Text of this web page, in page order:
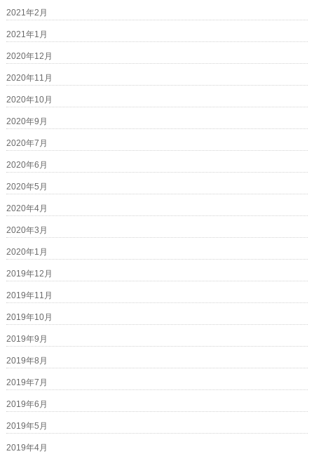
2021年2月
2021年1月
2020年12月
2020年11月
2020年10月
2020年9月
2020年7月
2020年6月
2020年5月
2020年4月
2020年3月
2020年1月
2019年12月
2019年11月
2019年10月
2019年9月
2019年8月
2019年7月
2019年6月
2019年5月
2019年4月